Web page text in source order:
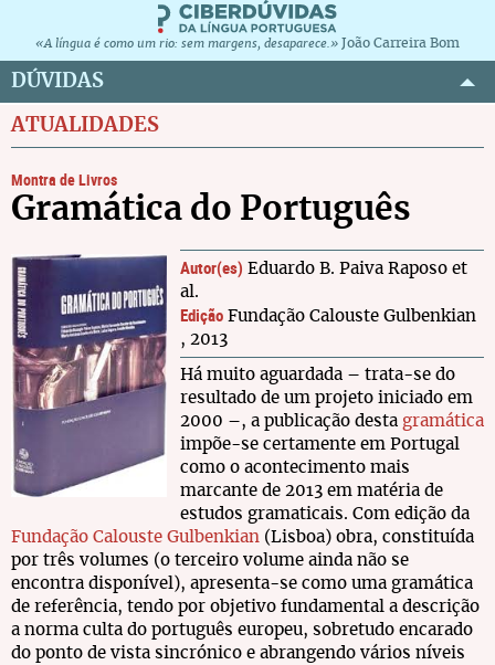
«A língua é como um rio: sem margens, desaparece.» João Carreira Bom
DÚVIDAS
ATUALIDADES
Montra de Livros
Gramática do Português
Autor(es) Eduardo B. Paiva Raposo et
al.
Edição Fundação Calouste Gulbenkian
, 2013
Há muito aguardada – trata-se do
resultado de um projeto iniciado em
2000 –, a publicação desta gramática
impõe-se certamente em Portugal
como o acontecimento mais
marcante de 2013 em matéria de
estudos gramaticais. Com edição da
Fundação Calouste Gulbenkian (Lisboa) obra, constituída
por três volumes (o terceiro volume ainda não se
encontra disponível), apresenta-se como uma gramática
de referência, tendo por objetivo fundamental a descrição
a norma culta do português europeu, sobretudo encarado
do ponto de vista sincrónico e abrangendo vários níveis